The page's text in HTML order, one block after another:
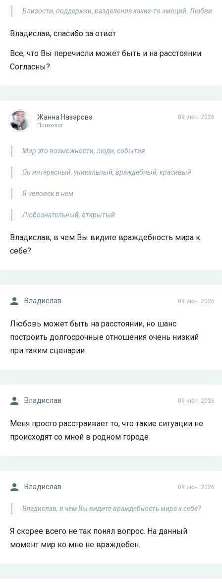
Близости, поддержки, разделение каких-то эмоций. Любви
Владислав, спасибо за ответ
Все, что Вы перечисли может быть и на расстоянии.
Согласны?
09 июн. 2026
Жанна Назарова
Психолог
Мир это возможности, люди, события
Он интересный, уникальный, враждебный, красивый
Я человек в нем
Любознательный, открытый
Владислав, в чем Вы видите враждебность мира к
себе?
09 июн. 2026
Владислав
Любовь может быть на расстоянии, но шанс
построить долгосрочные отношения очень низкий
при таким сценарии
09 июн. 2026
Владислав
Меня просто расстраивает то, что такие ситуации не
происходят со мной в родном городе
09 июн. 2026
Владислав
Владислав, в чем Вы видите враждебность мира к себе?
Я скорее всего не так понял вопрос. На данный
момент мир ко мне не враждебен.